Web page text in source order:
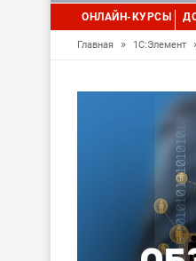
WEB, JAVA И
ОНЛАЙН-КУРСЫ
Главная » 1С:Элемент